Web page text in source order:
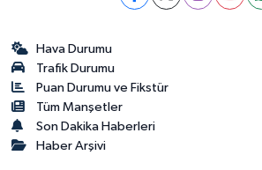
Hava Durumu
Trafik Durumu
Puan Durumu ve Fikstür
Tüm Manşetler
Son Dakika Haberleri
Haber Arşivi